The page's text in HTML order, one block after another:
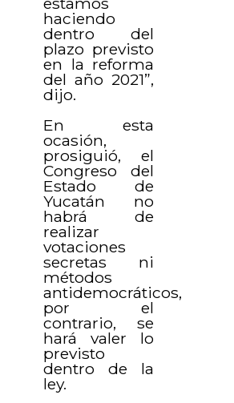
haciendo
dentro del
plazo previsto
en la reforma
del año 2021”,
dijo.
En esta
ocasión,
prosiguió, el
Congreso del
Estado de
Yucatán no
habrá de
realizar
votaciones
secretas ni
métodos
antidemocráticos,
por el
contrario, se
hará valer lo
previsto
dentro de la
ley.